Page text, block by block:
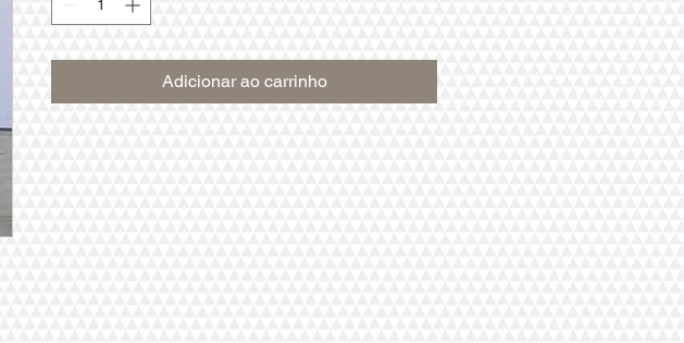
Adicionar ao carrinho